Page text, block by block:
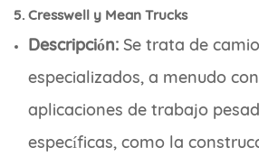
5. Cresswell y Mean Trucks
Descripción: Se trata de
especializados, a menudo
aplicaciones de trabajo
específicas, como la